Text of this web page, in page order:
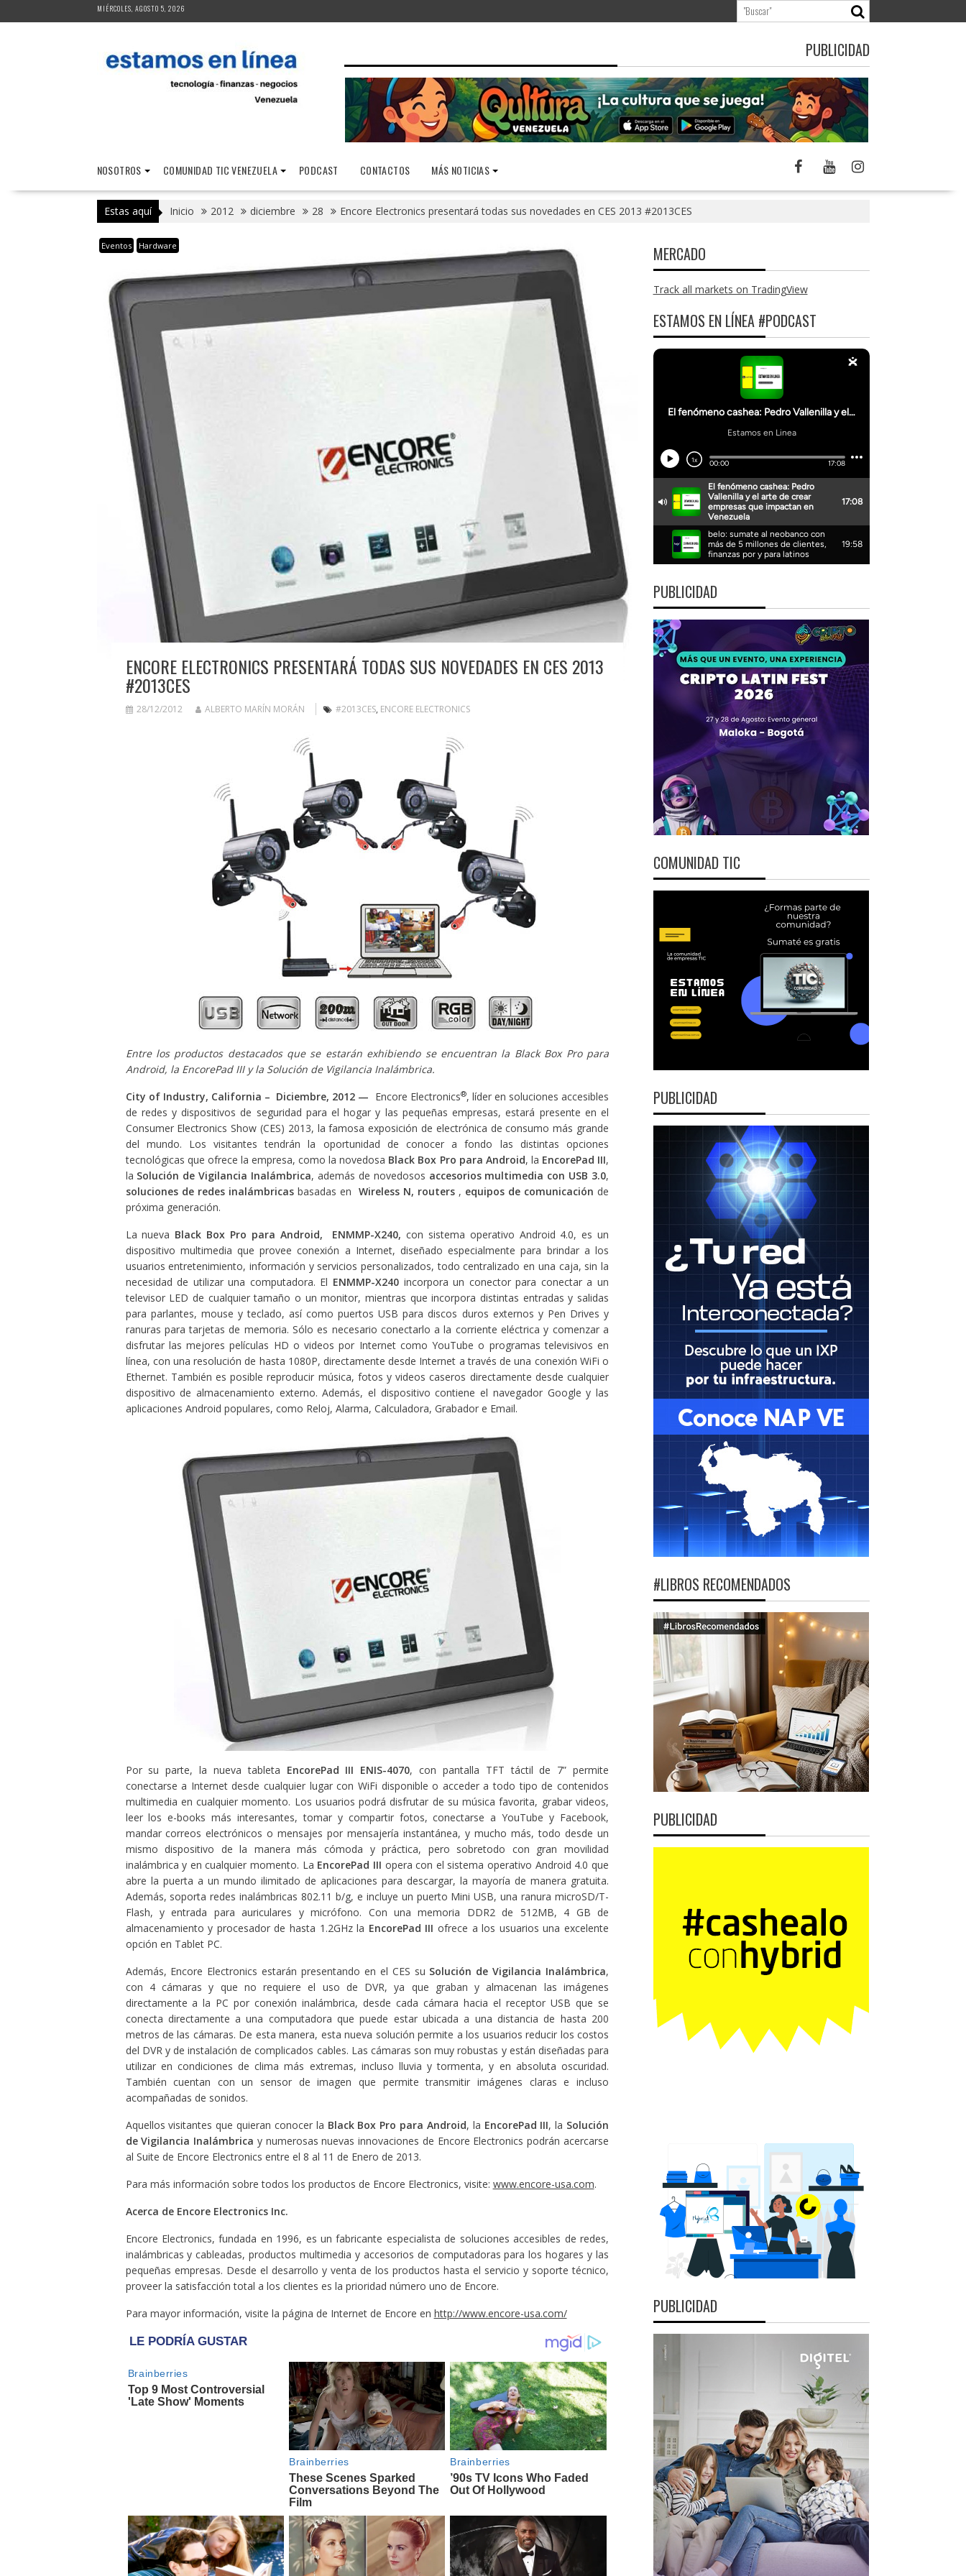
al
MIÉRCOLES, AGOSTO 5, 2026
PUBLICIDAD
NOSOTROS COMUNIDAD TIC VENEZUELA PODCAST CONTACTOS MÁS NOTICIAS
Estas aquí Inicio 2012 diciembre 28 Encore Electronics presentará todas sus novedades en CES 2013 #2013CES
Eventos Hardware
ENCORE ELECTRONICS PRESENTARÁ TODAS SUS NOVEDADES EN CES 2013
#2013CES
28/12/2012 ALBERTO MARÍN MORÁN #2013CES, ENCORE ELECTRONICS
Entre los productos destacados que se estarán exhibiendo se encuentran la Black Box Pro para
Android, la EncorePad III y la Solución de Vigilancia Inalámbrica.
City of Industry, California – Diciembre, 2012 — Encore Electronics®, líder en soluciones accesibles
de redes y dispositivos de seguridad para el hogar y las pequeñas empresas, estará presente en el
Consumer Electronics Show (CES) 2013, la famosa exposición de electrónica de consumo más grande
del mundo. Los visitantes tendrán la oportunidad de conocer a fondo las distintas opciones
tecnológicas que ofrece la empresa, como la novedosa Black Box Pro para Android, la EncorePad III,
la Solución de Vigilancia Inalámbrica, además de novedosos accesorios multimedia con USB 3.0,
soluciones de redes inalámbricasbasadas en Wireless N, routers, equipos de comunicación de
próxima generación.
La nueva Black Box Pro para Android, ENMMP-X240,con sistema operativo Android 4.0, es un
dispositivo multimedia que provee conexión a Internet, diseñado especialmente para brindar a los
usuarios entretenimiento, información y servicios personalizados, todo centralizado en una caja, sin la
necesidad de utilizar una computadora. El ENMMP-X240incorpora un conector para conectar a un
televisor LED de cualquier tamaño o un monitor, mientras que incorpora distintas entradas y salidas
para parlantes, mouse y teclado, así como puertos USB para discos duros externos y Pen Drives y
ranuras para tarjetas de memoria. Sólo es necesario conectarlo a la corriente eléctrica y comenzar a
disfrutar las mejores películas HD o videos por Internet como YouTube o programas televisivos en
línea, con una resolución de hasta 1080P, directamente desde Internet a través de una conexión WiFi o
Ethernet. También es posible reproducir música, fotos y videos caseros directamente desde cualquier
dispositivo de almacenamiento externo. Además, el dispositivo contiene el navegador Google y las
aplicaciones Android populares, como Reloj, Alarma, Calculadora, Grabador e Email.
Por su parte, la nueva tableta EncorePad III ENIS-4070, con pantalla TFT táctil de 7” permite
conectarse a Internet desde cualquier lugar con WiFi disponible o acceder a todo tipo de contenidos
multimedia en cualquier momento. Los usuarios podrá disfrutar de su música favorita, grabar videos,
leer los e-books más interesantes, tomar y compartir fotos, conectarse a YouTube y Facebook,
mandar correos electrónicos o mensajes por mensajería instantánea, y mucho más, todo desde un
mismo dispositivo de la manera más cómoda y práctica, pero sobretodo con gran movilidad
inalámbrica y en cualquier momento. La EncorePad III opera con el sistema operativo Android 4.0 que
abre la puerta a un mundo ilimitado de aplicaciones para descargar, la mayoría de manera gratuita.
Además, soporta redes inalámbricas 802.11 b/g, e incluye un puerto Mini USB, una ranura microSD/T-
Flash, y entrada para auriculares y micrófono. Con una memoria DDR2 de 512MB, 4 GB de
almacenamiento y procesador de hasta 1.2GHz la EncorePad III ofrece a los usuarios una excelente
opción en Tablet PC.
Además, Encore Electronics estarán presentando en el CES su Solución de Vigilancia Inalámbrica,
con 4 cámaras y que no requiere el uso de DVR, ya que graban y almacenan las imágenes
directamente a la PC por conexión inalámbrica, desde cada cámara hacia el receptor USB que se
conecta directamente a una computadora que puede estar ubicada a una distancia de hasta 200
metros de las cámaras. De esta manera, esta nueva solución permite a los usuarios reducir los costos
del DVR y de instalación de complicados cables. Las cámaras son muy robustas y están diseñadas para
utilizar en condiciones de clima más extremas, incluso lluvia y tormenta, y en absoluta oscuridad.
También cuentan con un sensor de imagen que permite transmitir imágenes claras e incluso
acompañadas de sonidos.
Aquellos visitantes que quieran conocer la Black Box Pro para Android, la EncorePad III, la Solución
de Vigilancia Inalámbrica y numerosas nuevas innovaciones de Encore Electronics podrán acercarse
al Suite de Encore Electronics entre el 8 al 11 de Enero de 2013.
Para más información sobre todos los productos de Encore Electronics, visite: www.encore-usa.com.
Acerca de Encore Electronics Inc.
Encore Electronics, fundada en 1996, es un fabricante especialista de soluciones accesibles de redes,
inalámbricas y cableadas, productos multimedia y accesorios de computadoras para los hogares y las
pequeñas empresas. Desde el desarrollo y venta de los productos hasta el servicio y soporte técnico,
proveer la satisfacción total a los clientes es la prioridad número uno de Encore.
Para mayor información, visite la página de Internet de Encore en http://www.encore-usa.com/
MERCADO
Track all markets on TradingView
ESTAMOS EN LÍNEA #PODCAST
PUBLICIDAD
COMUNIDAD TIC
PUBLICIDAD
#LIBROS RECOMENDADOS
PUBLICIDAD
PUBLICIDAD